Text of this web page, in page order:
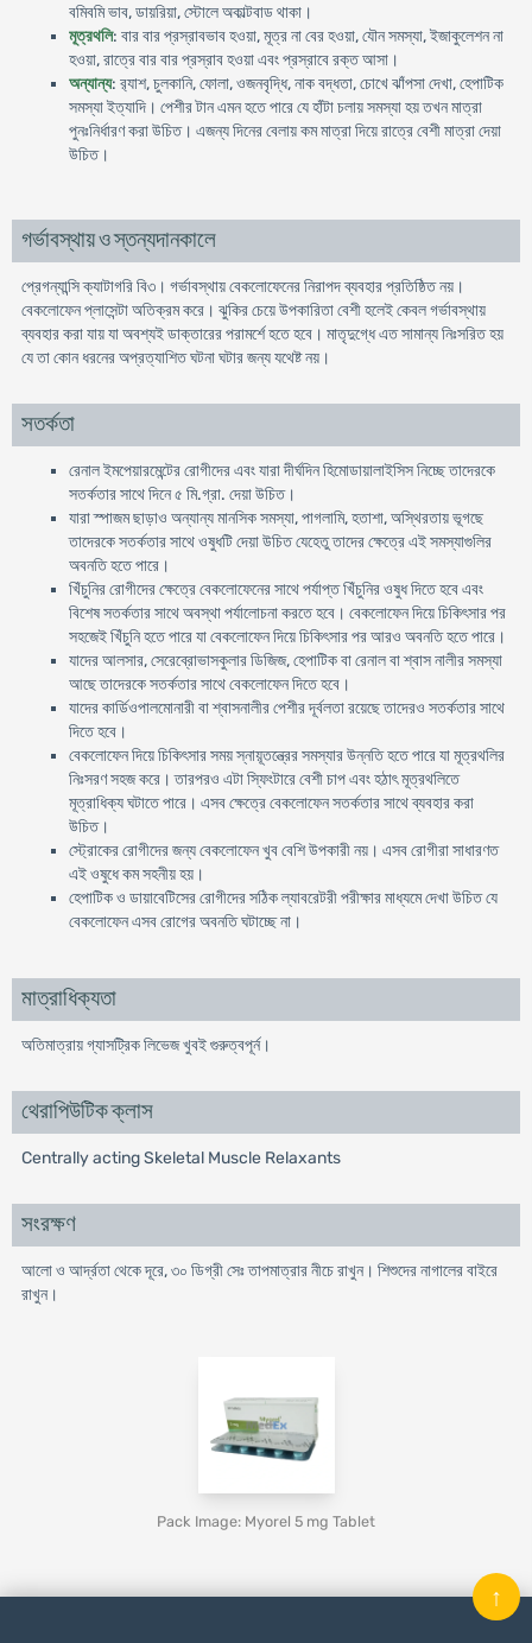
বমিবমি ভাব, ডায়রিয়া, স্টোলে অকাল্টবাড থাকা।
মূত্রথলি: বার বার প্রস্রাবভাব হওয়া, মূত্র না বের হওয়া, যৌন সমস্যা, ইজাকুলেশন না
হওয়া, রাত্রে বার বার প্রস্রাব হওয়া এবং প্রস্রাবে রক্ত আসা।
অন্যান্য: র‍্যাশ, চুলকানি, ফোলা, ওজনবৃদ্ধি, নাক বদ্ধতা, চোখে ঝাঁপসা দেখা, হেপাটিক
সমস্যা ইত্যাদি। পেশীর টান এমন হতে পারে যে হাঁটা চলায় সমস্যা হয় তখন মাত্রা
পুনঃনির্ধারণ করা উচিত। এজন্য দিনের বেলায় কম মাত্রা দিয়ে রাত্রে বেশী মাত্রা দেয়া
উচিত।
গর্ভাবস্থায় ও স্তন্যদানকালে
প্রেগন্যান্সি ক্যাটাগরি বি৩। গর্ভাবস্থায় বেকলোফেনের নিরাপদ ব্যবহার প্রতিষ্ঠিত নয়।
বেকলোফেন প্লাসেন্টা অতিক্রম করে। ঝুকির চেয়ে উপকারিতা বেশী হলেই কেবল গর্ভাবস্থায়
ব্যবহার করা যায় যা অবশ্যই ডাক্তারের পরামর্শে হতে হবে। মাতৃদুগ্ধে এত সামান্য নিঃসরিত হয়
যে তা কোন ধরনের অপ্রত্যাশিত ঘটনা ঘটার জন্য যথেষ্ট নয়।
সতর্কতা
রেনাল ইমপেয়ারমেন্টের রোগীদের এবং যারা দীর্ঘদিন হিমোডায়ালাইসিস নিচ্ছে তাদেরকে
সতর্কতার সাথে দিনে ৫ মি.গ্রা. দেয়া উচিত।
যারা স্পাজম ছাড়াও অন্যান্য মানসিক সমস্যা, পাগলামি, হতাশা, অস্থিরতায় ভূগছে
তাদেরকে সতর্কতার সাথে ওষুধটি দেয়া উচিত যেহেতু তাদের ক্ষেত্রে এই সমস্যাগুলির
অবনতি হতে পারে।
খিঁচুনির রোগীদের ক্ষেত্রে বেকলোফেনের সাথে পর্যাপ্ত খিঁচুনির ওষুধ দিতে হবে এবং
বিশেষ সতর্কতার সাথে অবস্থা পর্যালোচনা করতে হবে। বেকলোফেন দিয়ে চিকিৎসার পর
সহজেই খিঁচুনি হতে পারে যা বেকলোফেন দিয়ে চিকিৎসার পর আরও অবনতি হতে পারে।
যাদের আলসার, সেরেব্রোভাসকুলার ডিজিজ, হেপাটিক বা রেনাল বা শ্বাস নালীর সমস্যা
আছে তাদেরকে সতর্কতার সাথে বেকলোফেন দিতে হবে।
যাদের কার্ডিওপালমোনারী বা শ্বাসনালীর পেশীর দূর্বলতা রয়েছে তাদেরও সতর্কতার সাথে
দিতে হবে।
বেকলোফেন দিয়ে চিকিৎসার সময় স্নায়ূতন্ত্রের সমস্যার উন্নতি হতে পারে যা মূত্রথলির
নিঃসরণ সহজ করে। তারপরও এটা স্ফিংটারে বেশী চাপ এবং হঠাৎ মূত্রথলিতে
মূত্রাধিক্য ঘটাতে পারে। এসব ক্ষেত্রে বেকলোফেন সতর্কতার সাথে ব্যবহার করা
উচিত।
স্ট্রোকের রোগীদের জন্য বেকলোফেন খুব বেশি উপকারী নয়। এসব রোগীরা সাধারণত
এই ওষুধে কম সহনীয় হয়।
হেপাটিক ও ডায়াবেটিসের রোগীদের সঠিক ল্যাবরেটরী পরীক্ষার মাধ্যমে দেখা উচিত যে
বেকলোফেন এসব রোগের অবনতি ঘটাচ্ছে না।
মাত্রাধিক্যতা
অতিমাত্রায় গ্যাসট্রিক লিভেজ খুবই গুরুত্বপূর্ন।
থেরাপিউটিক ক্লাস
Centrally acting Skeletal Muscle Relaxants
সংরক্ষণ
আলো ও আর্দ্রতা থেকে দূরে, ৩০ ডিগ্রী সেঃ তাপমাত্রার নীচে রাখুন। শিশুদের নাগালের বাইরে
রাখুন।
Pack Image: Myorel 5 mg Tablet
↑